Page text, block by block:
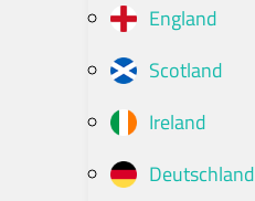
England
Scotland
Ireland
Deutschland